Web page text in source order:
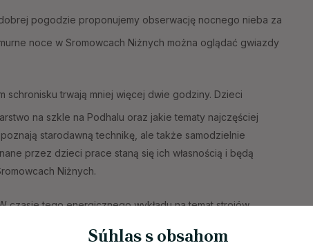
pogodzie proponujemy obserwację nocnego nieba za
noce w Sromowcach Niżnych można oglądać gwiazdy
schronisku trwają mniej więcej dwie godziny. Dzieci
na szkle na Podhalu oraz jakie tematy najczęściej
starodawną technikę, ale także samodzielnie
przez dzieci prace staną się ich własnością i będą
Niżnych.
czasie tego energicznego wykładu na temat strojów
a także będą mogli wziąć udział w sesji zdjęciowej
serdak, kapelusz portki, spódnicę oraz kierpce
Súhlas s obsahom